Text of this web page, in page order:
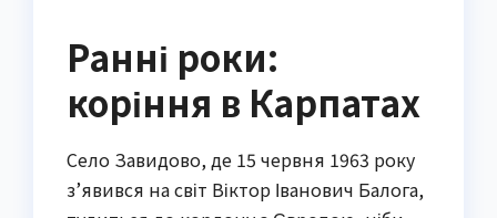
Ранні роки:
коріння в Карпатах
Село Завидово, де 15 червня 1963 року
з’явився на світ Віктор Іванович Балога,